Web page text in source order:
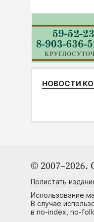
НОВОСТИ
©
Полистать
Использование
В случае
в no-index, no-